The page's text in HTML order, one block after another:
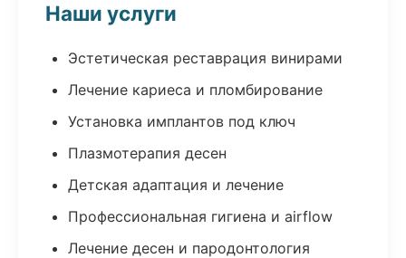
Наши услуги
Эстетическая реставрация винирами
Лечение кариеса и пломбирование
Установка имплантов под ключ
Плазмотерапия десен
Детская адаптация и лечение
Профессиональная гигиена и airflow
Лечение десен и пародонтология